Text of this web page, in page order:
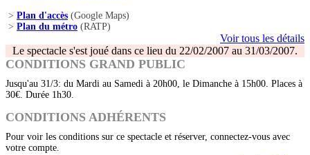
> Plan d'accès (Google Maps)
> Plan du métro (RATP)
Voir tous les détails
Le spectacle s'est joué dans ce lieu du 22/02/2007 au 31/03/2007.
CONDITIONS GRAND PUBLIC
Jusqu'au 31/3: du Mardi au Samedi à 20h00, le Dimanche à 15h00. Places à
30€. Durée 1h30.
CONDITIONS ADHÉRENTS
Pour voir les conditions sur ce spectacle et réserver, connectez-vous avec
votre compte.